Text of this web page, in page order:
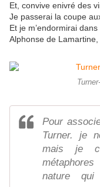
Et, convive enivré des
Je passerai la coupe
Et je m’endormirai
Alphonse de Lamartine,
Pour
Turner. je
mais je
nature